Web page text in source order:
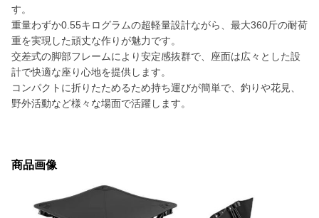
す。
重量わずか0.55キログラムの超軽量設計ながら、最大360斤の耐荷
重を実現した頑丈な作りが魅力です。
交差式の脚部フレームにより安定感抜群で、座面は広々とした設
計で快適な座り心地を提供します。
コンパクトに折りたためるため持ち運びが簡単で、釣りや花見、
野外活動など様々な場面で活躍します。
商品画像